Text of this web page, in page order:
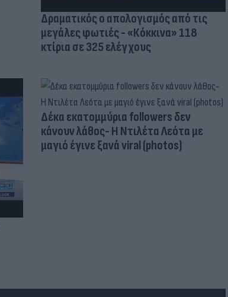
Δραματικός ο απολογισμός από τις
μεγάλες φωτιές - «Κόκκινα» 118
κτίρια σε 325 ελέγχους
Δέκα εκατομμύρια followers δεν
κάνουν λάθος- Η Ντιλέτα Λεότα με
μαγιό έγινε ξανά viral (photos)